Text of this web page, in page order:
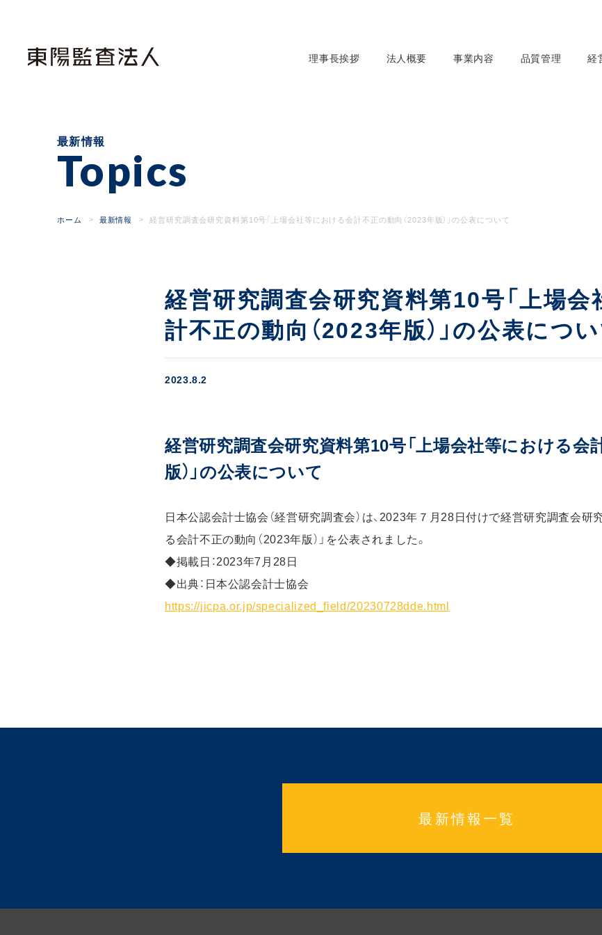
陽 理事長挨拶 法人概要 事業内容 品質管理 経
最新情報
Topics
ホーム 最新情報 経営研究調査会研究資料第10号「上場会社等における会計不正の動向（2023年版）」の公表について
経営研究調査会研究資料第10号「上場
計不正の動向（2023年版）」の公表につ
2023.8.2
経営研究調査会研究資料第10号「上場会社等における会
版）」の公表について
日本公認会計士協会（経営研究調査会）は、2023年７月28日付けで経営研究調査会研
る会計不正の動向（2023年版）」を公表されました。
◆掲載日：2023年7月28日
◆出典：日本公認会計士協会
https://jicpa.or.jp/specialized_field/20230728dde.html
最新情報一覧